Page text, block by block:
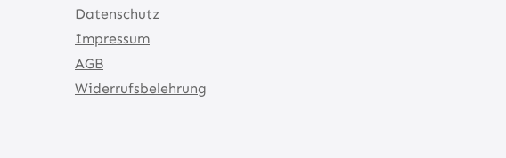
Datenschutz
Impressum
AGB
Widerrufsbelehrung